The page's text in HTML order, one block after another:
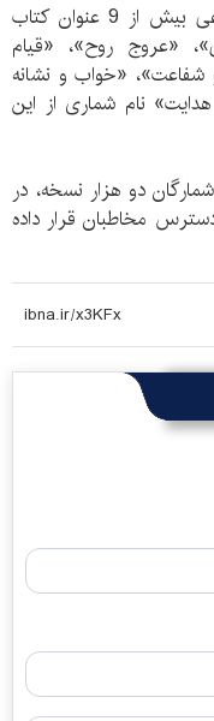
تاکنون از میان سخنرانی‌های محمد شجاعی بیش از 9 عنوان کتاب
«عروج روح»، «قیام
«خواب و نشانه
نام شماری از این
دو هزار نسخه، در
مخاطبان قرار داده